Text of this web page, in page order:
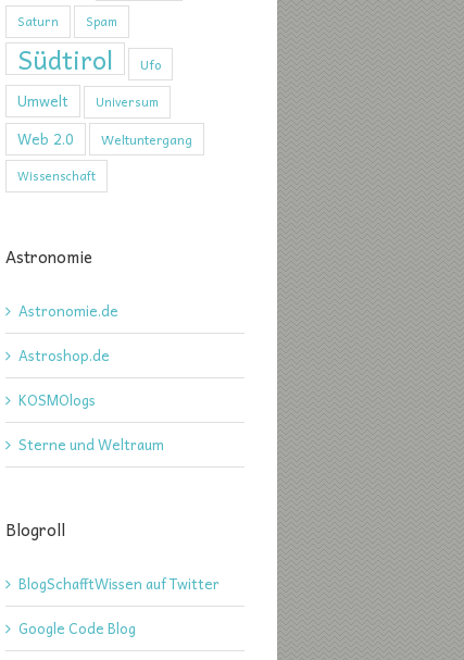
Saturn Spam
Südtirol Ufo
Umwelt Universum
Web 2.0 Weltuntergang
Wissenschaft
Astronomie
Astronomie.de
Astroshop.de
KOSMOlogs
Sterne und Weltraum
Blogroll
BlogSchafftWissen auf Twitter
Google Code Blog